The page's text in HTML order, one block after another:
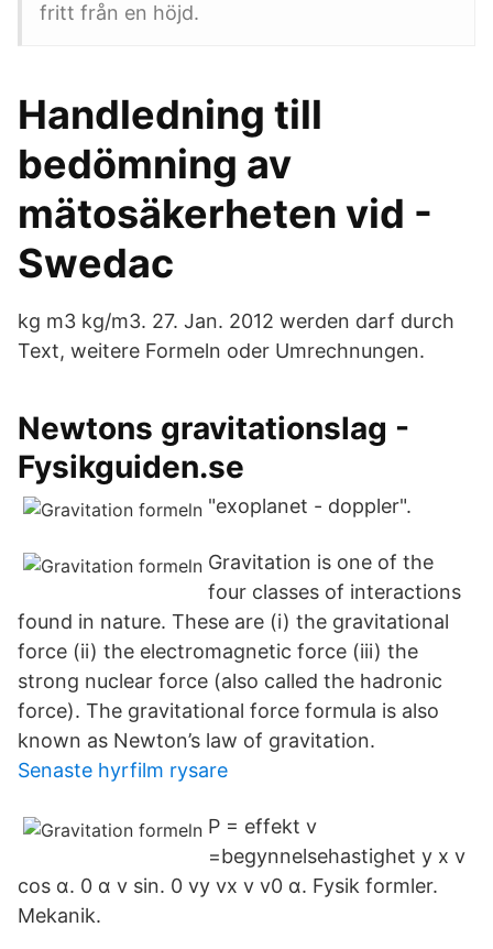
fritt från en höjd.
Handledning till
bedömning av
mätosäkerheten vid -
Swedac
kg m3 kg/m3. 27. Jan. 2012 werden darf durch
Text, weitere Formeln oder Umrechnungen.
Newtons gravitationslag -
Fysikguiden.se
"exoplanet - doppler".
Gravitation is one of the
four classes of interactions
found in nature. These are (i) the gravitational
force (ii) the electromagnetic force (iii) the
strong nuclear force (also called the hadronic
force). The gravitational force formula is also
known as Newton’s law of gravitation.
Senaste hyrfilm rysare
P = effekt v
=begynnelsehastighet y x v
cos α. 0 α v sin. 0 vy vx v v0 α. Fysik formler.
Mekanik.